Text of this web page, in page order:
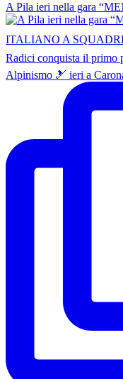
A Pila ieri nella gara
Alpinismo 🎿 ieri a